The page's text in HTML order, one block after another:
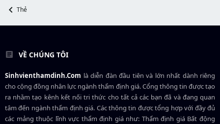
Thẻ
VỀ CHÚNG TÔI
Sinhvienthamdinh.Com là diễn đàn đầu tiên và lớn nhất dành riêng
cho cộng đồng nhân lực ngànhthẩm định giá. Cổng thông tin được tạo
ra nhằm tạo kênh kết nối tri thức cho tất cả các bạn đã và đang quan
tâm đến ngành thẩm định giá. Các thông tin được tổng hợp với đầy đủ
các mảng thuộc lĩnh vực thẩm định giá như: Thẩm định giá Bất động